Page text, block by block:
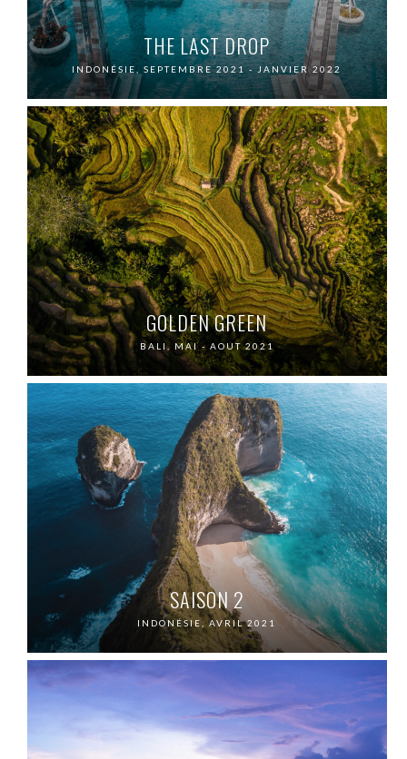
THE LAST DROP
INDONÉSIE, SEPTEMBRE 2021 - JANVIER 2022
GOLDEN GREEN
BALI, MAI - AOUT 2021
SAISON 2
INDONÉSIE, AVRIL 2021